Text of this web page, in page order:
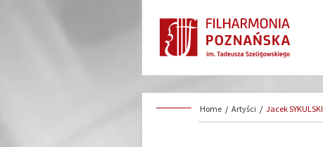
Home / Artyści / Jacek SYKULSKI